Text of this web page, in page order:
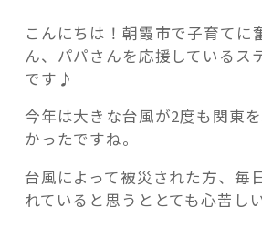
記事検索
こんにちは！朝霞市で子育てに
ん、パパさんを応援しているス
です♪
今年は大きな台風が2度も関東
かったですね。
台風によって被災された方、毎
れていると思うととても心苦しい